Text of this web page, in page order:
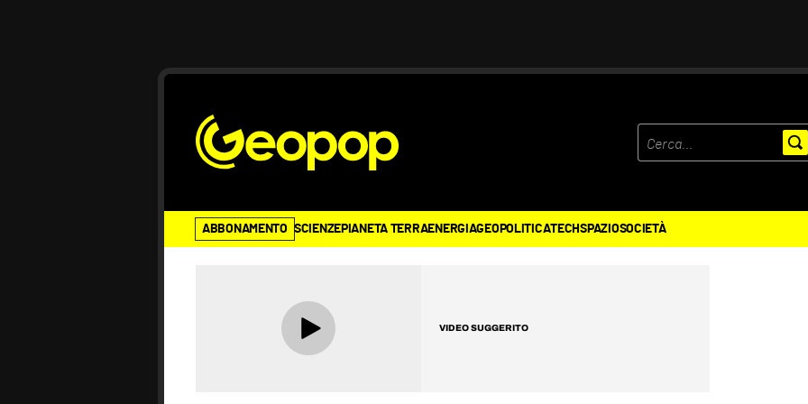
ABBONAMENTO SCIENZEPIANETA TERRAENERGIAGEOPOLITICATECHSPAZIOSOCIETÀ
VIDEO SUGGERITO